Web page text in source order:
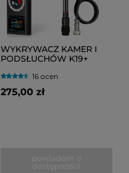
WYKRYWACZ KAMER I
PODSŁUCHÓW K19+
FI, RF, IR)16 ocen
275,00 zł